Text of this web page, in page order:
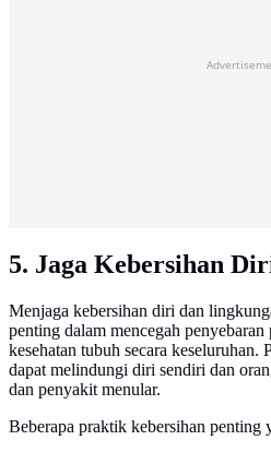
5. Jaga Kebersihan
Menjaga kebersihan diri dan
penting dalam mencegah
kesehatan tubuh secara
dapat melindungi diri sendiri dan
dan penyakit menular.
Beberapa praktik kebersihan penting